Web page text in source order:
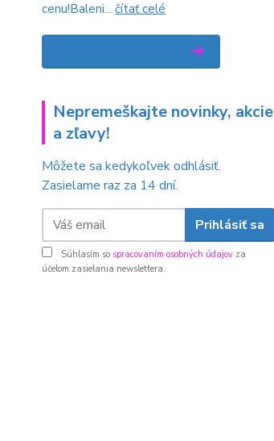
cenu!Baleni... čítať celé
Nepremeškajte novinky, akcie
a zľavy!
Môžete sa kedykoľvek odhlásiť.
Zasielame raz za 14 dní.
Prihlásiť sa
Súhlasím so spracovaním osobných údajov za
účelom zasielania newslettera.